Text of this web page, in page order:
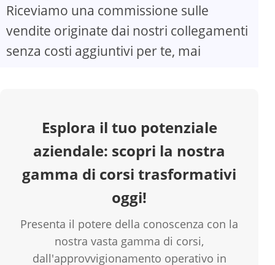
V
i
e
o
Riceviamo una commissione sulle
vendite originate dai nostri collegamenti
senza costi aggiuntivi per te, mai
Esplora il tuo potenziale
aziendale: scopri la nostra
gamma di corsi trasformativi
oggi!
Presenta il potere della conoscenza con la
nostra vasta gamma di corsi,
dall'approvvigionamento operativo in